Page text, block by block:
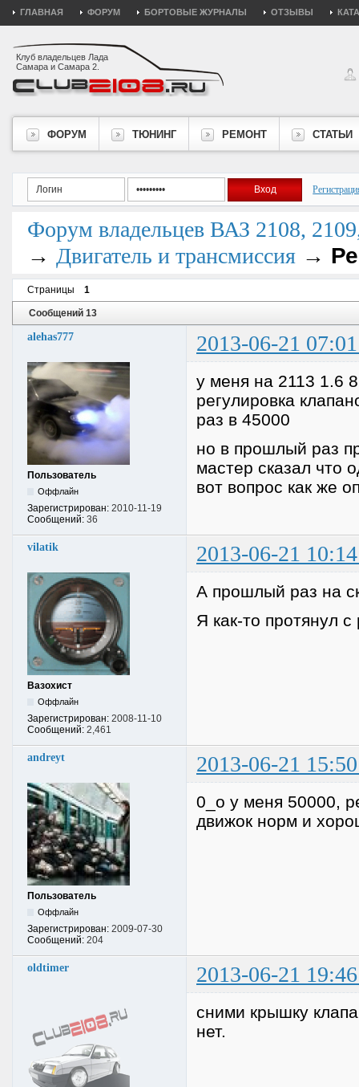
ГЛАВНАЯ ФОРУМ БОРТОВЫЕ ЖУРНАЛЫ ОТЗЫВЫ
Клуб владельцев Лада
Самара и Самара 2.
ФОРУМ ТЮНИНГ РЕМОНТ СТАТЬИ
Форум владельцев ВАЗ 2108,
→ Двигатель и трансмиссия →
Страницы 1
Сообщений 13
alehas777 2013-06-21
Пользователь
Оффлайн
Зарегистрирован: 2010-11-19
Сообщений: 36
у меня на 2113 1.6
регулировка
раз в 45000
но в прошлый раз
мастер сказал что
вот вопрос как же
vilatik 2013-06-21
Вазохист
Оффлайн
Зарегистрирован: 2008-11-10
Сообщений: 2,461
А прошлый раз на
Я как-то протянул
andreyt 2013-06-21
Пользователь
Оффлайн
Зарегистрирован: 2009-07-30
Сообщений: 204
0_о у меня 50000,
движок норм и
oldtimer 2013-06-21
сними крышку
нет.